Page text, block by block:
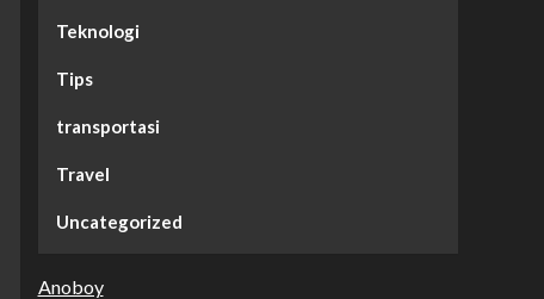
Teknologi
Tips
transportasi
Travel
Uncategorized
Anoboy